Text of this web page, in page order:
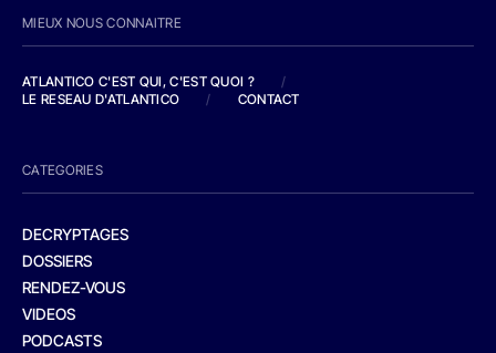
MIEUX NOUS CONNAITRE
ATLANTICO C'EST QUI, C'EST QUOI ?
/
LE RESEAU D'ATLANTICO
/ CONTACT
CATEGORIES
DECRYPTAGES
DOSSIERS
RENDEZ-VOUS
VIDEOS
PODCASTS